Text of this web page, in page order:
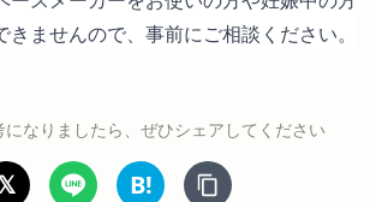
ませんので、事前にご相談ください。
になりましたら、ぜひシェアしてください
B!